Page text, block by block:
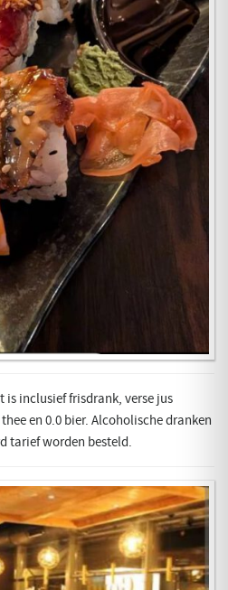
inclusief frisdrank, verse jus
en 0.0 bier. Alcoholische dranken
tarief worden besteld.